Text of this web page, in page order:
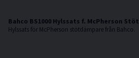
Bahco BS1000 Hylssats f. McPherson
Hylssats för McPherson stötdämpare från Bahco.